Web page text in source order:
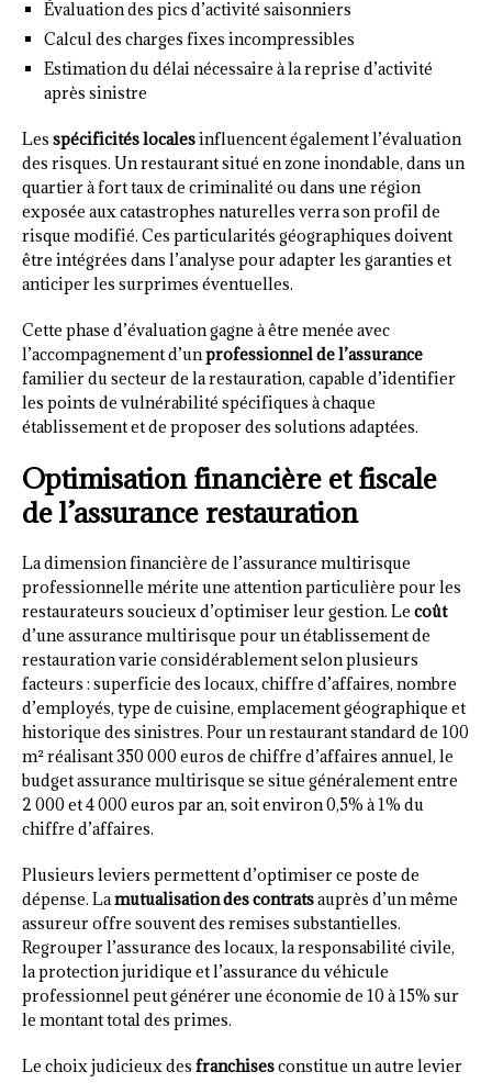
Évaluation des pics d’activité saisonniers
Calcul des charges fixes incompressibles
Estimation du délai nécessaire à la reprise d’activité
après sinistre
Les spécificités localesinfluencent également l’évaluation
des risques. Un restaurant situé en zone inondable, dans un
quartier à fort taux de criminalité ou dans une région
exposée aux catastrophes naturelles verra son profil de
risque modifié. Ces particularités géographiques doivent
être intégrées dans l’analyse pour adapter les garanties et
anticiper les surprimes éventuelles.
Cette phase d’évaluation gagne à être menée avec
l’accompagnement d’unprofessionnel de l’assurance
familier du secteur de la restauration, capable d’identifier
les points de vulnérabilité spécifiques à chaque
établissement et de proposer des solutions adaptées.
Optimisation financière et fiscale
de l’assurance restauration
La dimension financière de l’assurance multirisque
professionnelle mérite une attention particulière pour les
restaurateurs soucieux d’optimiser leur gestion. Le coût
d’une assurance multirisque pour un établissement de
restauration varie considérablement selon plusieurs
facteurs : superficie des locaux, chiffre d’affaires, nombre
d’employés, type de cuisine, emplacement géographique et
historique des sinistres. Pour un restaurant standard de 100
m² réalisant 350 000 euros de chiffre d’affaires annuel, le
budget assurance multirisque se situe généralement entre
2 000 et 4 000 euros par an, soit environ 0,5% à 1% du
chiffre d’affaires.
Plusieurs leviers permettent d’optimiser ce poste de
dépense. Lamutualisation des contratsauprès d’un même
assureur offre souvent des remises substantielles.
Regrouper l’assurance des locaux, la responsabilité civile,
la protection juridique et l’assurance du véhicule
professionnel peut générer une économie de 10 à 15% sur
le montant total des primes.
Le choix judicieux des franchisesconstitue un autre levier